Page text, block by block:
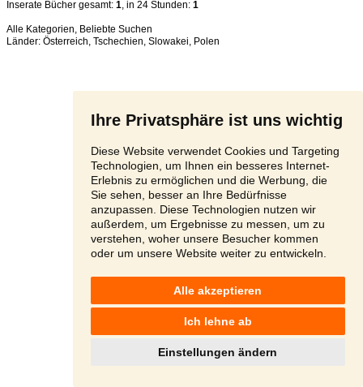
Ihre Privatsphäre ist uns wichtig
Diese Website verwendet Cookies und Targeting
Technologien, um Ihnen ein besseres Internet-
Erlebnis zu ermöglichen und die Werbung, die
Sie sehen, besser an Ihre Bedürfnisse
anzupassen. Diese Technologien nutzen wir
außerdem, um Ergebnisse zu messen, um zu
verstehen, woher unsere Besucher kommen
oder um unsere Website weiter zu entwickeln.
Alle akzeptieren
Ich lehne ab
Einstellungen ändern
Inserate Bücher gesamt: 1, in 24 Stunden: 1
Alle Kategorien, Beliebte Suchen
Länder: Österreich, Tschechien, Slowakei, Polen